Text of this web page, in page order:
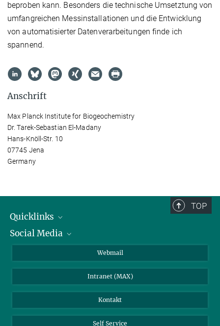
beproben kann. Besonders die technische Umsetztung von
umfangreichen Messinstallationen und die Entwicklung
von automatisierter Datenverarbeitungen finde ich
spannend.
Anschrift
Max Planck Institute for Biogeochemistry
Dr. Tarek-Sebastian El-Madany
Hans-Knöll-Str. 10
07745 Jena
Germany
TOP
Quicklinks
IMPRS Graduiertenschule
Social Media
Webmail
Intranet (MAX)
Kontakt
Self Service